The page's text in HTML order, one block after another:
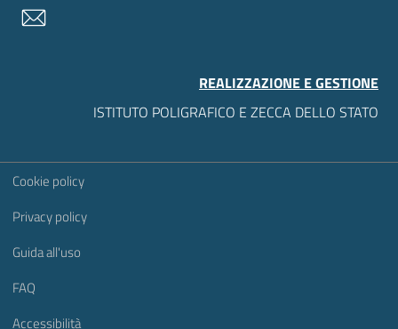
REALIZZAZIONE E GESTIONE
ISTITUTO POLIGRAFICO E ZECCA DELLO STATO
Sezione Link Utili
Cookie policy
Privacy policy
Guida all'uso
FAQ
Accessibilità